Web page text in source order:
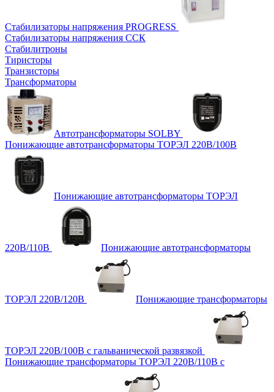
Стабилизаторы напряжения PROGRESS
Стабилизаторы напряжения ССК
Стабилитроны
Тиристоры
Транзисторы
Трансформаторы
Автотрансформаторы SOLBY
Понижающие автотрансформаторы ТОРЭЛ 220В/100В
Понижающие автотрансформаторы ТОРЭЛ
220В/110В Понижающие автотрансформаторы
ТОРЭЛ 220В/120В Понижающие трансформаторы
ТОРЭЛ 220В/100В с гальванической развязкой
Понижающие трансформаторы ТОРЭЛ 220В/110В с